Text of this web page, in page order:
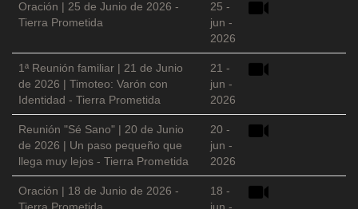
Oración | 25 de Junio de 2026 -
Tierra Prometida
25 -
jun -
2026
1ª Reunión familiar | 21 de Junio
de 2026 | Timoteo: Varón con
Identidad - Tierra Prometida
21 -
jun -
2026
Reunión "Sé Sano" | 20 de Junio
de 2026 | Un paso pequeño que
llega muy lejos - Tierra Prometida
20 -
jun -
2026
Oración | 18 de Junio de 2026 -
18 -